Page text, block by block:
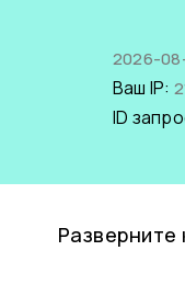
2026-
Ваш IP:
ID
Разверните